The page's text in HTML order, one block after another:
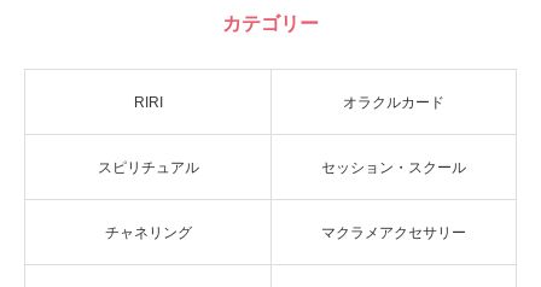
カテゴリー
RIRI オラクルカード
スピリチュアル セッション・スクール
チャネリング マクラメアクセサリー